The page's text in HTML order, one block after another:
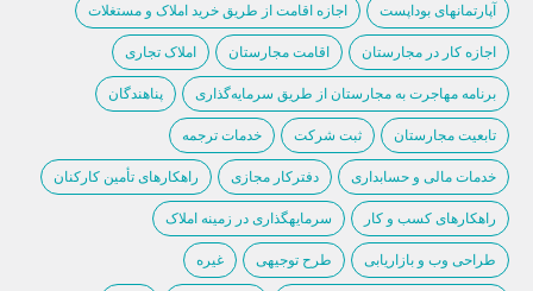
آپارتمانهای بوداپست اجازه اقامت از طریق خرید املاک و مستغلات
اجازه کار در مجارستان اقامت مجارستان املاک تجاری
برنامه مهاجرت به مجارستان از طریق سرمایه‌گذاری پناهندگان
تابعیت مجارستان ثبت شرکت خدمات ترجمه
خدمات مالی و حسابداری دفترکار مجازی راهکارهای تأمین کارکنان
راهکارهای کسب و کار سرمایهگذاری در زمینه املاک
طراحی وب و بازاریابی طرح توجیهی غیره